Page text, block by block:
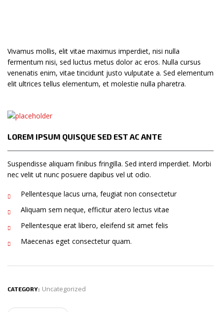
Vivamus mollis, elit vitae maximus imperdiet, nisi nulla
fermentum nisi, sed luctus metus dolor ac eros. Nulla cursus
venenatis enim, vitae tincidunt justo vulputate a. Sed elementum
elit ultrices tellus elementum, et molestie nulla pharetra.
LOREM IPSUM QUISQUE SED EST AC ANTE
Suspendisse aliquam finibus fringilla. Sed interd imperdiet. Morbi
nec velit ut nunc posuere dapibus vel ut odio.
Pellentesque lacus urna, feugiat non consectetur
Aliquam sem neque, efficitur atero lectus vitae
Pellentesque erat libero, eleifend sit amet felis
Maecenas eget consectetur quam.
CATEGORY: Uncategorized